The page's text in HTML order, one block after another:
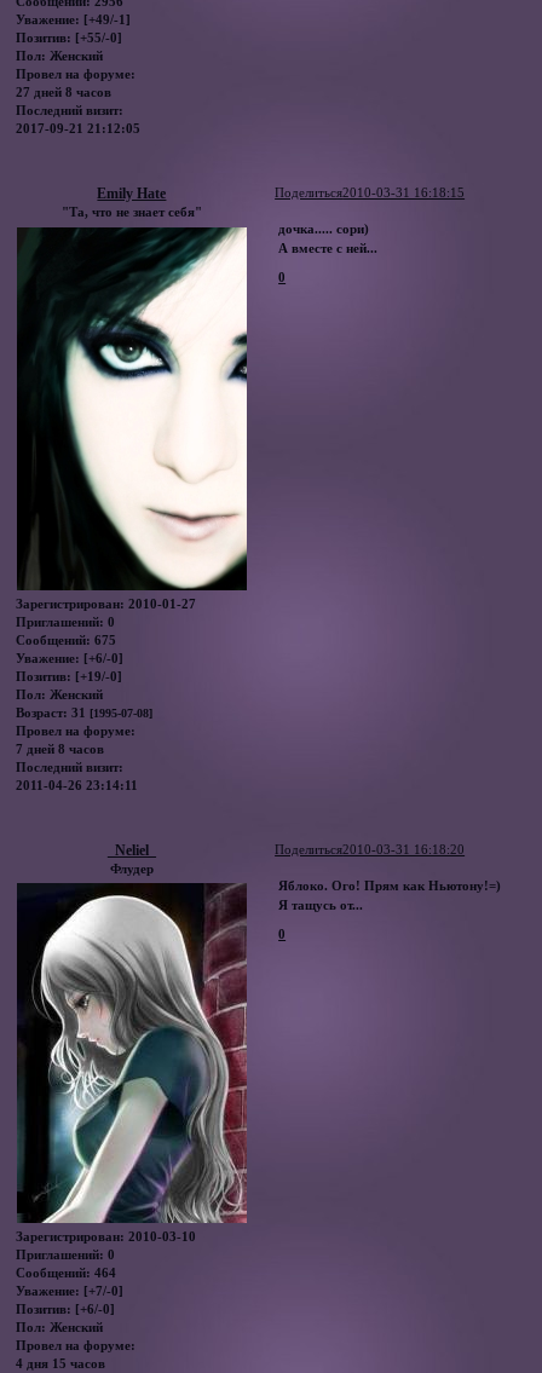
Уважение: [+49/-1]
Позитив: [+55/-0]
Пол: Женский
Провел на форуме:
27 дней 8 часов
Последний визит:
2017-09-21 21:12:05
Поделиться2010-03-31 16:18:15
Emily Hate
"Та, что не знает себя"
Зарегистрирован: 2010-01-27
Приглашений: 0
Сообщений: 675
Уважение: [+6/-0]
Позитив: [+19/-0]
Пол: Женский
Возраст: 31 [1995-07-08]
Провел на форуме:
7 дней 8 часов
Последний визит:
2011-04-26 23:14:11
дочка..... сори)
А вместе с ней...
0
Поделиться2010-03-31 16:18:20
_Neliel_
Флудер
Зарегистрирован: 2010-03-10
Приглашений: 0
Сообщений: 464
Уважение: [+7/-0]
Позитив: [+6/-0]
Пол: Женский
Провел на форуме:
4 дня 15 часов
Яблоко. Ого! Прям как Ньютону!=)
Я тащусь от...
0